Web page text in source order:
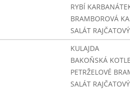
RYBÍ
BRAMBOROVÁ
SALÁT
KULAJDA
BAKOŇSKÁ
PETRŽELOVÉ
SALÁT